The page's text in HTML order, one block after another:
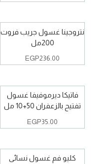
نتروجينا غسول جريب فروت
200مل
EGP236.00
فاتيكا ديرموفيفا غسول
تفتيح بالزعفران 50+10 مل
EGP35.00
كليو فم غسول نسائى